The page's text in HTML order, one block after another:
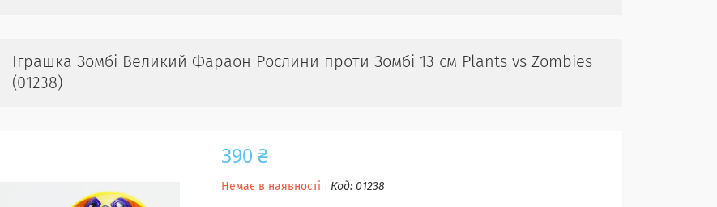
Іграшка Зомбі Великий Фараон Рослини проти Зомбі 13 см Plants vs Zombies
(01238)
390 ₴
Немає в наявності Код: 01238